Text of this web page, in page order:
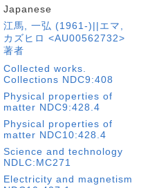
Japanese
江馬, 一弘 (1961-)||エマ,
カズヒロ <AU00562732>
著者
Collected works.
Collections NDC9:408
Physical properties of
matter NDC9:428.4
Physical properties of
matter NDC10:428.4
Science and technology
NDLC:MC271
Electricity and magnetism